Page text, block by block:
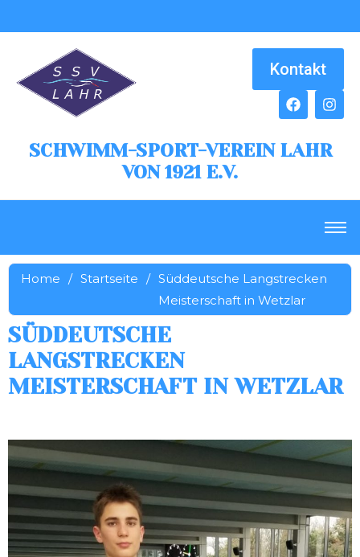
Kontakt
SCHWIMM-SPORT-VEREIN LAHR
VON 1921 E.V.
Home / Startseite / Süddeutsche Langstrecken
Meisterschaft in Wetzlar
SÜDDEUTSCHE
LANGSTRECKEN
MEISTERSCHAFT IN WETZLAR